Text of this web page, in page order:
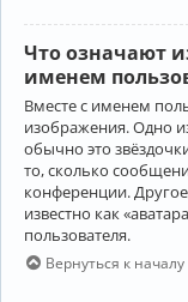
Что означают
именем
Вместе с именем
изображения. Одно
обычно это
то, сколько
конференции.
известно как
пользователя.
Вернуться к началу